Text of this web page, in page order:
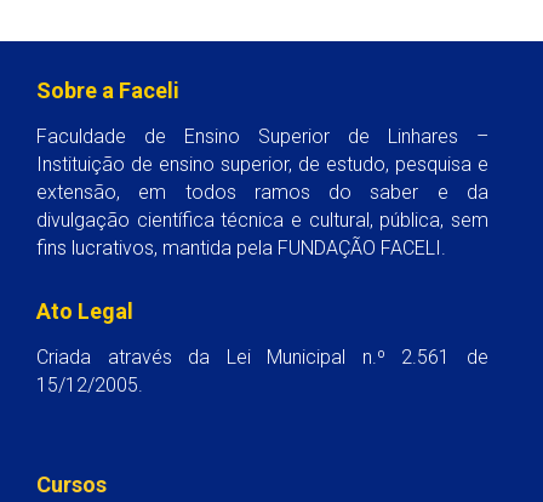
Sobre a Faceli
Faculdade de Ensino Superior de Linhares –
Instituição de ensino superior, de estudo, pesquisa e
extensão, em todos ramos do saber e da
divulgação científica técnica e cultural, pública, sem
fins lucrativos, mantida pela FUNDAÇÃO FACELI.
Ato Legal
Criada através da Lei Municipal n.º 2.561 de
15/12/2005.
Cursos